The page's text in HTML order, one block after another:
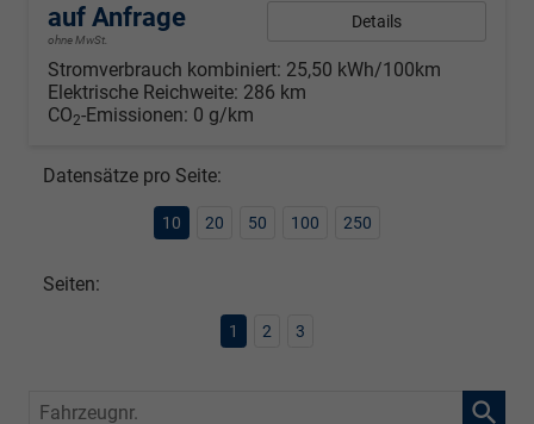
auf Anfrage
ohne MwSt.
Details
Stromverbrauch kombiniert: 25,50 kWh/100km
Elektrische Reichweite: 286 km
CO2-Emissionen: 0 g/km
Datensätze pro Seite:
10 20 50 100 250
Seiten:
1 2 3
Fahrzeugnr.